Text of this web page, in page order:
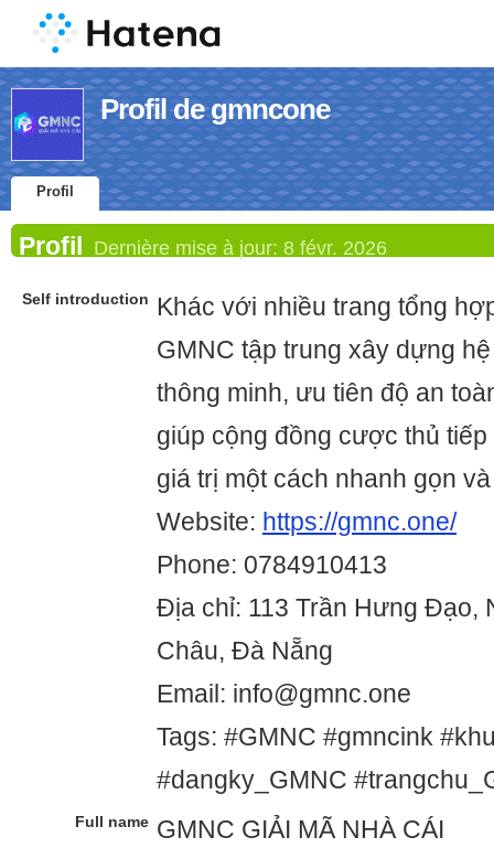
Profil de gmncone
Profil
Profil Dernière mise à jour: 8 févr. 2026
Self introduction
Khác với nhiều trang tổng
GMNC tập trung xây dựng
thông minh, ưu tiên độ an
giúp cộng đồng cược thủ
giá trị một cách nhanh gọn
Website: https://gmnc.one/
Phone: 0784910413
Địa chỉ: 113 Trần Hưng Đạo,
Châu, Đà Nẵng
Email: info@gmnc.one
Tags: #GMNC #gmncink
#dangky_GMNC
Full name GMNC GIẢI MÃ NHÀ CÁI